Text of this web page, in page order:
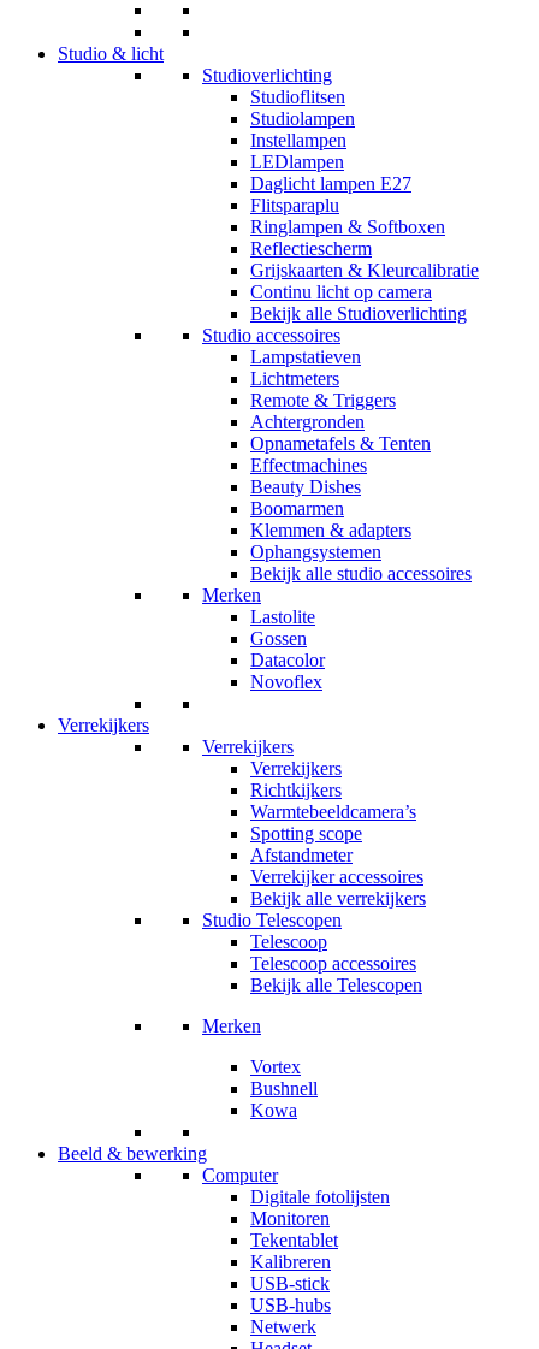
Studio & licht
Studioverlichting
Studioflitsen
Studiolampen
Instellampen
LEDlampen
Daglicht lampen E27
Flitsparaplu
Ringlampen & Softboxen
Reflectiescherm
Grijskaarten & Kleurcalibratie
Continu licht op camera
Bekijk alle Studioverlichting
Studio accessoires
Lampstatieven
Lichtmeters
Remote & Triggers
Achtergronden
Opnametafels & Tenten
Effectmachines
Beauty Dishes
Boomarmen
Klemmen & adapters
Ophangsystemen
Bekijk alle studio accessoires
Merken
Lastolite
Gossen
Datacolor
Novoflex
Verrekijkers
Verrekijkers
Verrekijkers
Richtkijkers
Warmtebeeldcamera’s
Spotting scope
Afstandmeter
Verrekijker accessoires
Bekijk alle verrekijkers
Studio Telescopen
Telescoop
Telescoop accessoires
Bekijk alle Telescopen
Merken
Vortex
Bushnell
Kowa
Beeld & bewerking
Computer
Digitale fotolijsten
Monitoren
Tekentablet
Kalibreren
USB-stick
USB-hubs
Netwerk